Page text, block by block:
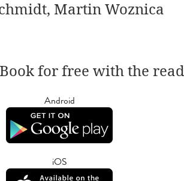
Martin Woznica
for free with the
Android
iOS